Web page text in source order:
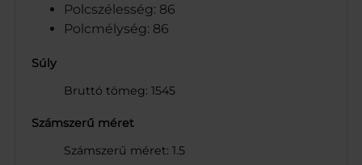
Polcszélesség: 86
Polcmélység: 86
Súly
Bruttó tömeg: 1545
Számszerű méret
Számszerű méret: 1.5